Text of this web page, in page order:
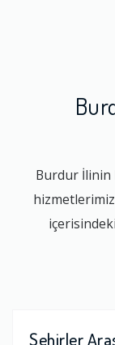
Burdur İlinin
Şehirler